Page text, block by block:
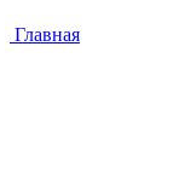
Главная